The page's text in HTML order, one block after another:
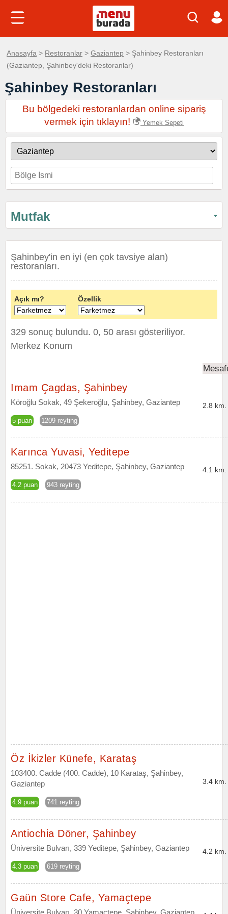
Anasayfa > Restoranlar > Gaziantep > Şahinbey Restoranları
(Gaziantep, Şahinbey'deki Restoranlar)
Şahinbey Restoranları
Bu bölgedeki restoranlardan online sipariş
vermek için tıklayın!
Yemek Sepeti
Mutfak
Şahinbey'in en iyi (en çok tavsiye alan)
restoranları.
Açık mı? Özellik
329 sonuç bulundu. 0, 50 arası gösteriliyor.
Merkez Konum
Imam Çagdas, Şahinbey
Köroğlu Sokak, 49 Şekeroğlu, Şahinbey, Gaziantep
5 puan 1209 reyting
2.8 km.
Karınca Yuvasi, Yeditepe
85251. Sokak, 20473 Yeditepe, Şahinbey, Gaziantep
4.2 puan 943 reyting
4.1 km.
Öz İkizler Künefe, Karataş
103400. Cadde (400. Cadde), 10 Karataş, Şahinbey,
Gaziantep
4.9 puan 741 reyting
3.4 km.
Antiochia Döner, Şahinbey
Üniversite Bulvarı, 339 Yeditepe, Şahinbey, Gaziantep
4.3 puan 619 reyting
4.2 km.
Gaün Store Cafe, Yamaçtepe
Üniversite Bulvarı, 30 Yamaçtepe, Şahinbey, Gaziantep